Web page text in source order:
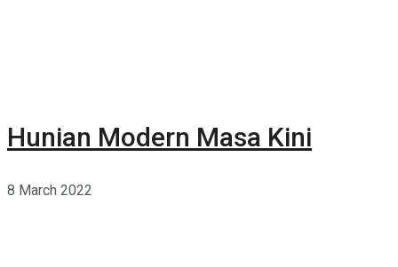
Hunian Modern Masa Kini
8 March 2022